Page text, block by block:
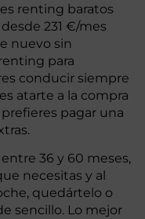
renting baratos
231 €/mes
nuevo sin
para
conducir siempre
atarte a la compra
pagar una
36 y 60 meses,
necesitas y al
quedártelo o
sencillo. Lo mejor